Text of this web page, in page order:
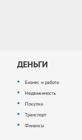
ДЕНЬГИ
Бизнес и работа
Недвижимость
Покупки
Транспорт
Финансы